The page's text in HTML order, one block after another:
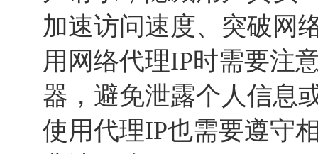
加速访问速度、突破网
用网络代理IP时需要注
器，避免泄露个人信息
使用代理IP也需要遵守